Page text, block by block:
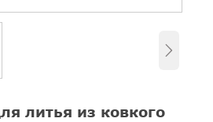

литья из ковкого